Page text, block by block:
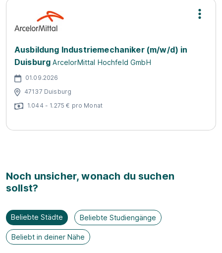
Ausbildung Industriemechaniker (m/w/d) in
Duisburg ArcelorMittal Hochfeld GmbH
01.09.2026
47137 Duisburg
1.044 - 1.275 € pro Monat
Noch unsicher, wonach du suchen
sollst?
Beliebte Städte Beliebte Studiengänge
Beliebt in deiner Nähe